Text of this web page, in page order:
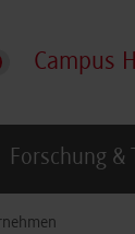
Campus
Forschung &